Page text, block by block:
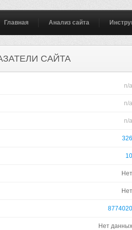
Главная Анализ сайта
САЙТА
n/a
n/a
n/a
326
10
Нет
Нет
8774020
Нет данных